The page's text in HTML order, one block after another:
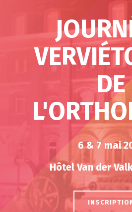
DE
6 & 7 mai
Hôtel Van der